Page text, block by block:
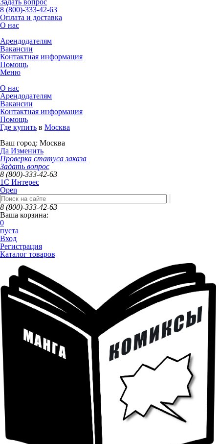
8 (800)-333-42-63
Оплата и доставка
О нас
Арендодателям
Вакансии
Контактная информация
Помощь
Меню
О нас
Арендодателям
Вакансии
Контактная информация
Помощь
Где купить в Москва
Ваш город: Москва
Да Изменить
Проверка статуса заказа
Задать вопрос
8 (800)-333-42-63
1C Интерес
Open
8 (800)-333-42-63
Ваша корзина:
0
пуста
Вход
Регистрация
Каталог товаров